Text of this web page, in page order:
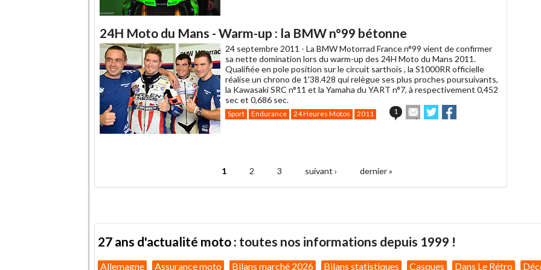
ami
24H Moto du Mans - Warm-up : la BMW n°99 bétonne
24 septembre 2011 - La BMW Motorrad France n°99 vient de confirmer
sa nette domination lors du warm-up des 24H Moto du Mans 2011.
Qualifiée en pole position sur le circuit sarthois , la S1000RR officielle
réalise un chrono de 1'38.428 qui relègue ses plus proches poursuivants,
la Kawasaki SRC n°11 et la Yamaha du YART n°7, à respectivement 0,452
sec et 0,686 sec.
Sport Endurance 24 Heures Motos 2011 1
Envoyer
cet
Partager
sur sur
1 2 3 suivant › dernier »
27 ans d'actualité moto : toutes nos informations depuis 1999 !
Allemagne Assurance moto Bilans marché 2026 Bilans statistiques Casques Dans Le Rétro